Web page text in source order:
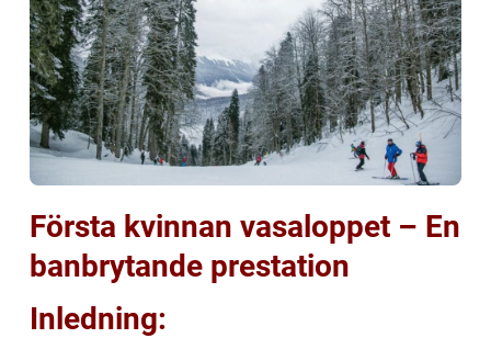
Första kvinnan vasaloppet – En
banbrytande prestation
Inledning: